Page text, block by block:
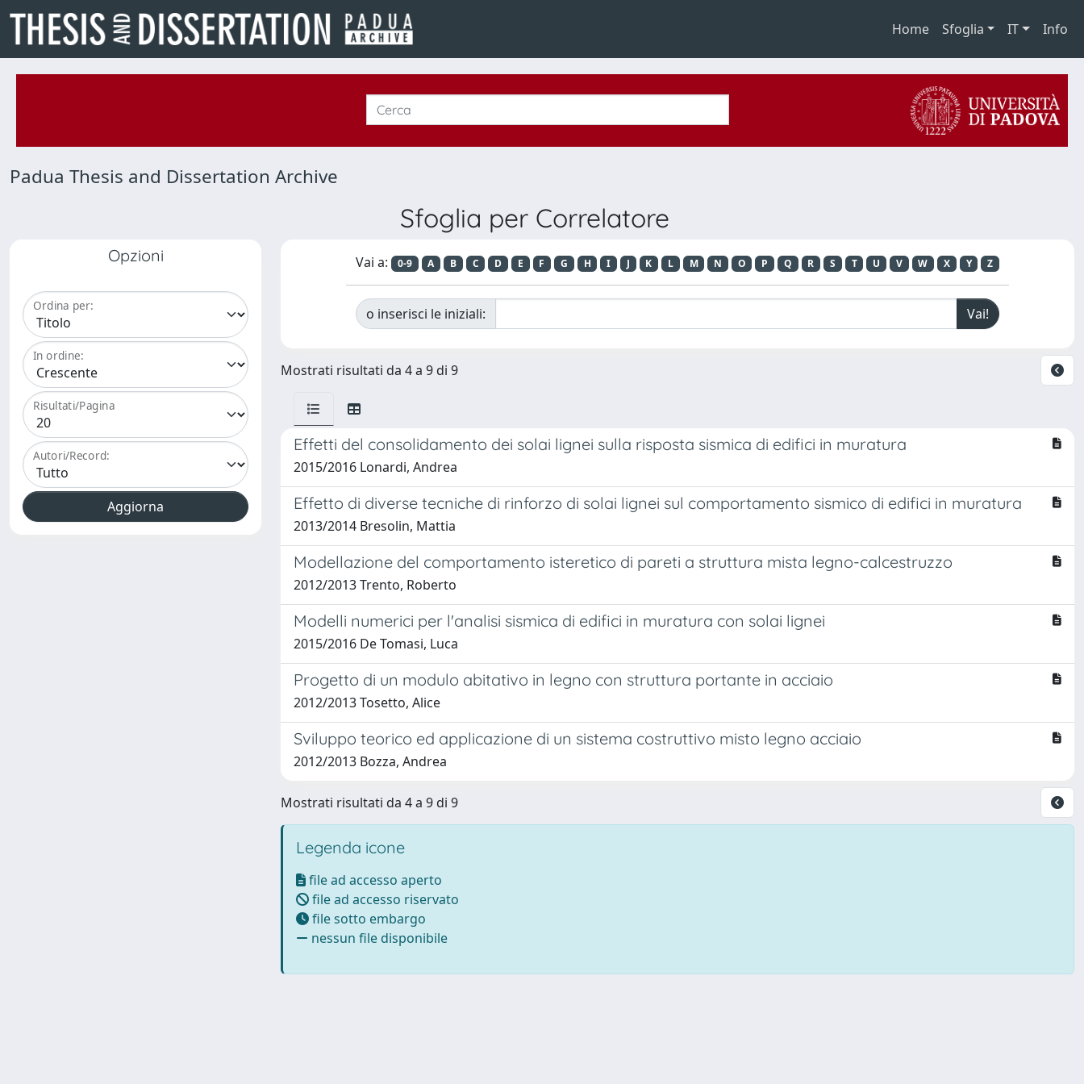
Home Sfoglia IT Info
Padua Thesis and Dissertation Archive
Sfoglia per Correlatore
Opzioni
Ordina per:
In ordine:
Risultati/Pagina
Autori/Record:
Vai a: 0-9 A B C D E F G H I J K L M N O P Q R S T U V W X Y Z
o inserisci le iniziali:
Mostrati risultati da 4 a 9 di 9
Effetti del consolidamento dei solai lignei sulla risposta sismica di edifici in muratura
2015/2016 Lonardi, Andrea
Effetto di diverse tecniche di rinforzo di solai lignei sul comportamento sismico di edifici in muratura
2013/2014 Bresolin, Mattia
Modellazione del comportamento isteretico di pareti a struttura mista legno-calcestruzzo
2012/2013 Trento, Roberto
Modelli numerici per l'analisi sismica di edifici in muratura con solai lignei
2015/2016 De Tomasi, Luca
Progetto di un modulo abitativo in legno con struttura portante in acciaio
2012/2013 Tosetto, Alice
Sviluppo teorico ed applicazione di un sistema costruttivo misto legno acciaio
2012/2013 Bozza, Andrea
Mostrati risultati da 4 a 9 di 9
Legenda icone
file ad accesso aperto
file ad accesso riservato
file sotto embargo
nessun file disponibile